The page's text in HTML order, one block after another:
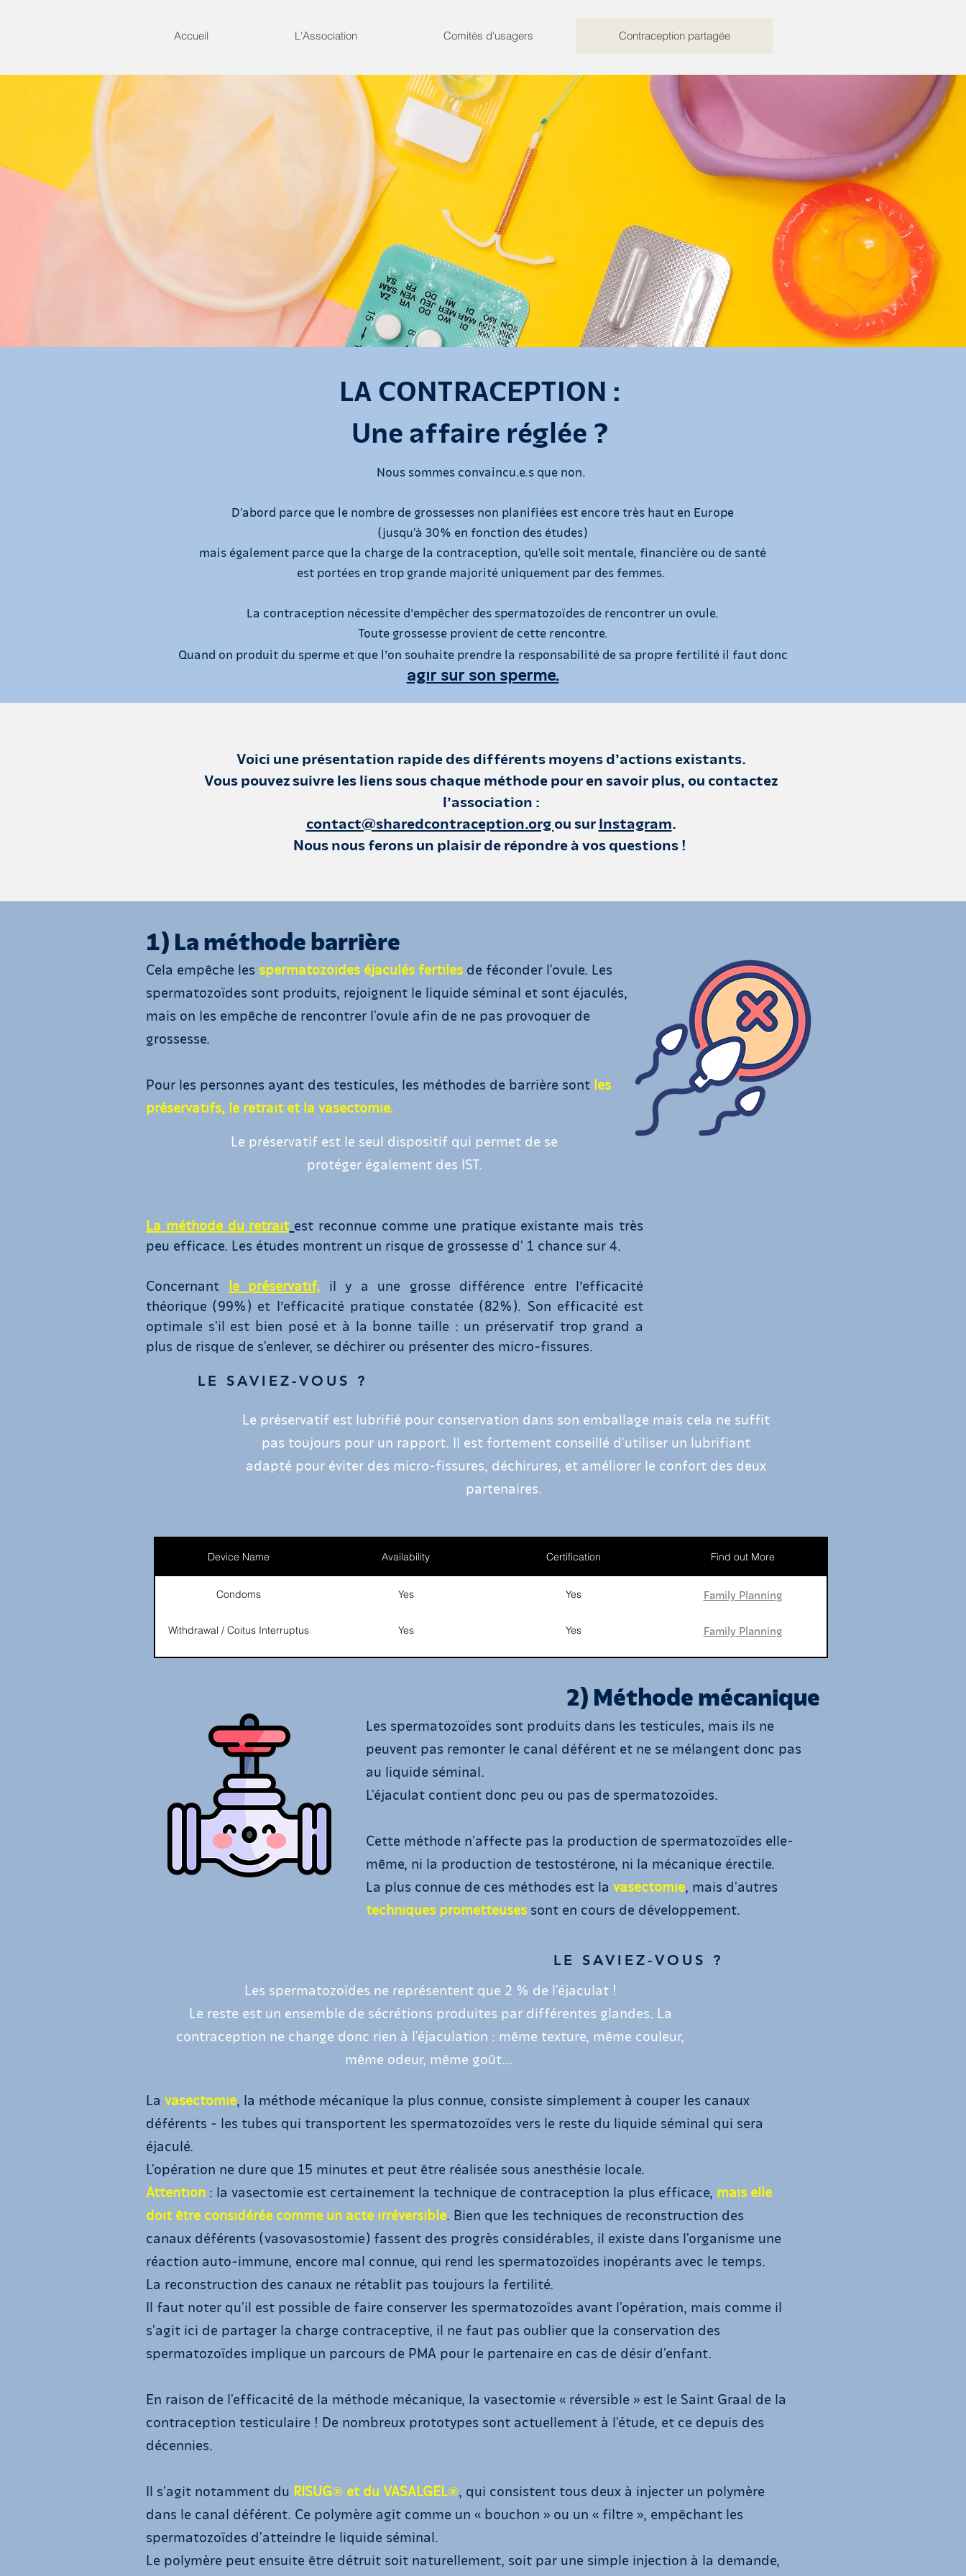
Accueil L'Association Comités d'usagers Contraception partagée
LA CONTRACEPTION :
Une affaire réglée ?
Nous sommes convaincu.e.s que non.
D'abord parce que le nombre de grossesses non planifiées est encore très haut en Europe
(jusqu'à 30% en fonction des études)
mais également parce que la charge de la contraception, qu'elle soit mentale, financière ou de santé
est portées en trop grande majorité uniquement par des femmes.
La contraception nécessite d’empêcher des spermatozoïdes de rencontrer un ovule.
Toute grossesse provient de cette rencontre.
Quand on produit du sperme et que l’on souhaite prendre la responsabilité de sa propre fertilité il faut donc
agir sur son sperme.
Voici une présentation rapide des différents moyens d’actions existants.
Vous pouvez suivre les liens sous chaque méthode pour en savoir plus, ou contactez
l’association :
contact@sharedcontraception.orgou surInstagram.
Nous nous ferons un plaisir de répondre à vos questions !
1) La méthode barrière
Cela empêche les spermatozoïdes éjaculés fertiles de féconder l'ovule. Les
spermatozoïdes sont produits, rejoignent le liquide séminal et sont éjaculés,
mais on les empêche de rencontrer l'ovule afin de ne pas provoquer de
grossesse.
Pour les personnes ayant des testicules, les méthodes de barrière sont les
préservatifs, le retrait et la vasectomie.
Le préservatif est le seul dispositif qui permet de se
protéger également des IST.
La méthode du retrait est reconnue comme une pratique existante mais très
peu efficace. Les études montrent un risque de grossesse d' 1 chance sur 4.
Concernant le préservatif, il y a une grosse différence entre l’efficacité
théorique (99%) et l’efficacité pratique constatée (82%). Son efficacité est
optimale s'il est bien posé et à la bonne taille : un préservatif trop grand a
plus de risque de s'enlever, se déchirer ou présenter des micro-fissures.
LE SAVIEZ-VOUS ?
Le préservatif est lubrifié pour conservation dans son emballage mais cela ne suffit
pas toujours pour un rapport. Il est fortement conseillé d'utiliser un lubrifiant
adapté pour éviter des micro-fissures, déchirures, et améliorer le confort des deux
partenaires.
Device Name Availability Certification Find out More
Condoms Yes Yes Family Planning
Withdrawal / Coitus Interruptus Yes Yes Family Planning
2) Méthode mécanique
Les spermatozoïdes sont produits dans les testicules, mais ils ne
peuvent pas remonter le canal déférent et ne se mélangent donc pas
au liquide séminal.
L'éjaculat contient donc peu ou pas de spermatozoïdes.
Cette méthode n'affecte pas la production de spermatozoïdes elle-
même, ni la production de testostérone, ni la mécanique érectile.
La plus connue de ces méthodes est la vasectomie, mais d'autres
techniques prometteuses sont en cours de développement.
LE SAVIEZ-VOUS ?
Les spermatozoïdes ne représentent que 2 % de l'éjaculat !
Le reste est un ensemble de sécrétions produites par différentes glandes. La
contraception ne change donc rien à l'éjaculation : même texture, même couleur,
même odeur, même goût...
La vasectomie, la méthode mécanique la plus connue, consiste simplement à couper les canaux
déférents - les tubes qui transportent les spermatozoïdes vers le reste du liquide séminal qui sera
éjaculé.
L'opération ne dure que 15 minutes et peut être réalisée sous anesthésie locale.
Attention : la vasectomie est certainement la technique de contraception la plus efficace, mais elle
doit être considérée comme un acte irréversible. Bien que les techniques de reconstruction des
canaux déférents (vasovasostomie) fassent des progrès considérables, il existe dans l'organisme une
réaction auto-immune, encore mal connue, qui rend les spermatozoïdes inopérants avec le temps.
La reconstruction des canaux ne rétablit pas toujours la fertilité.
Il faut noter qu'il est possible de faire conserver les spermatozoïdes avant l'opération, mais comme il
s'agit ici de partager la charge contraceptive, il ne faut pas oublier que la conservation des
spermatozoïdes implique un parcours de PMA pour le partenaire en cas de désir d'enfant.
En raison de l'efficacité de la méthode mécanique, la vasectomie « réversible » est le Saint Graal de la
contraception testiculaire ! De nombreux prototypes sont actuellement à l'étude, et ce depuis des
décennies.
Il s'agit notamment du RISUG® et du VASALGEL®, qui consistent tous deux à injecter un polymère
dans le canal déférent. Ce polymère agit comme un « bouchon » ou un « filtre », empêchant les
spermatozoïdes d'atteindre le liquide séminal.
Le polymère peut ensuite être détruit soit naturellement, soit par une simple injection à la demande,